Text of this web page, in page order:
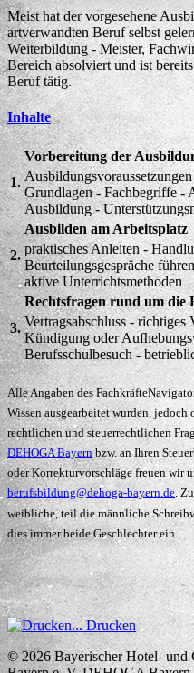
Meist hat der vorgesehene
artverwandten Beruf selbst
Weiterbildung - Meister,
Bereich absolviert und ist
Beruf tätig.
Inhalte
1.
Vorbereitung der
Grundlagen - Fachbegriffe -
Ausbildung -
2.
Ausbilden am Arbeitsplatz
praktisches Anleiten -
Beurteilungsgespräche
aktive Unterrichtsmethoden
3.
Rechtsfragen rund um die
Vertragsabschluss -
Kündigung oder
Berufsschulbesuch -
Alle Angaben des
Wissen ausgearbeitet wurden,
rechtlichen und steuerrechtlichen
DEHOGA Bayernbzw. an Ihren
oder Korrekturvorschläge freuen wir
berufsbildung@dehoga-bayern.de.
weibliche, teil die männliche
dies immer beide Geschlechter ein.
Drucken
© 2026Bayerischer Hotel- und